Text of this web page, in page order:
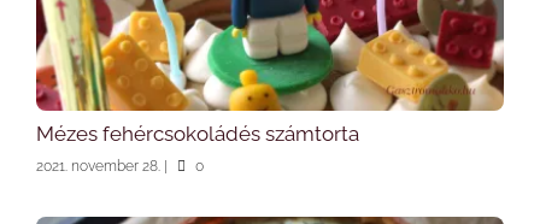
Mézes fehércsokoládés számtorta
2021. november 28. | 0